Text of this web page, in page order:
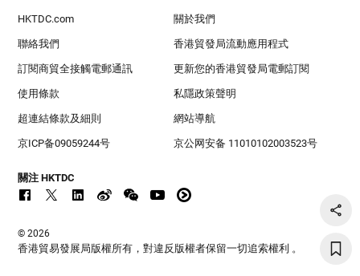
HKTDC.com 關於我們
聯絡我們 香港貿發局流動應用程式
訂閱商貿全接觸電郵通訊 更新您的香港貿發局電郵訂閱
使用條款 私隱政策聲明
超連結條款及細則 網站導航
京ICP备09059244号 京公网安备 11010102003523号
關注 HKTDC
© 2026
香港貿易發展局版權所有，對違反版權者保留一切追索權利 。